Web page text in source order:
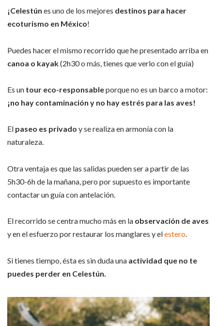
¡Celestún es uno de los mejores destinos para hacer
ecoturismo en México!
Puedes hacer el mismo recorrido que he presentado arriba en
canoa o kayak(2h30 o más, tienes que verlo con el guía)
Es un tour eco-responsableporque no es un barco a motor:
¡no hay contaminación y no hay estrés para las aves!
El paseo es privado y se realiza en armonía con la
naturaleza.
Otra ventaja es que las salidas pueden ser a partir de las
5h30-6h de la mañana, pero por supuesto es importante
contactar un guía con antelación.
El recorrido se centra mucho más en la observación de aves
y en el esfuerzo por restaurar los manglares y elestero.
Si tienes tiempo, ésta es sin duda una actividad que no te
puedes perder en Celestún.